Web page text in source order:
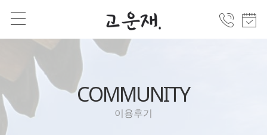
COMMUNITY
이용후기